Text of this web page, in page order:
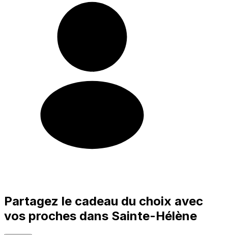
Partagez le cadeau du choix avec
vos proches dans Sainte-Hélène